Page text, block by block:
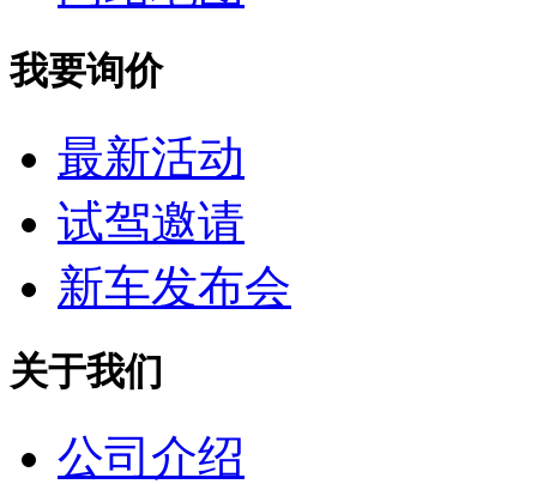
我要询价
最新活动
试驾邀请
新车发布会
关于我们
公司介绍